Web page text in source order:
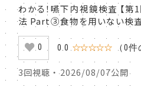
わかる！嚥下内視鏡検査 【第
法 Part③食物を用いない検
0 0.0☆☆☆☆☆ （0件
3回視聴 ・ 2026/08/07公開